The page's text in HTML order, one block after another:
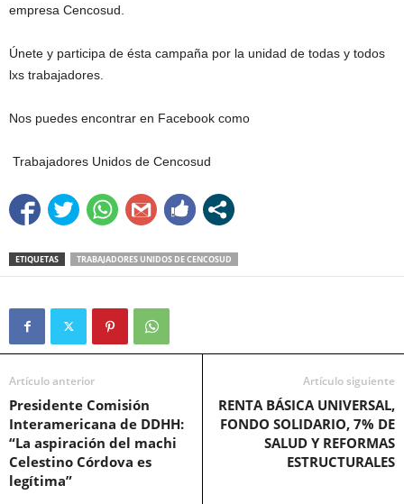
empresa Cencosud.
Únete y participa de ésta campaña por la unidad de todas y todos
lxs trabajadores.
Nos puedes encontrar en Facebook como
Trabajadores Unidos de Cencosud
ETIQUETAS TRABAJADORES UNIDOS DE CENCOSUD
Artículo anterior
Presidente Comisión
Interamericana de DDHH:
“La aspiración del machi
Celestino Córdova es
legítima”
Artículo siguiente
RENTA BÁSICA UNIVERSAL,
FONDO SOLIDARIO, 7% DE
SALUD Y REFORMAS
ESTRUCTURALES